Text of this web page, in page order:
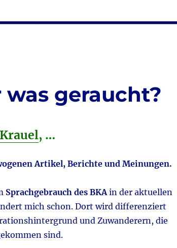
was geraucht?
, …
Artikel, Berichte und Meinungen.
Sprachgebrauch des BKAin der aktuellen
mich schon. Dort wird differenziert
und Zuwanderern, die
sind.